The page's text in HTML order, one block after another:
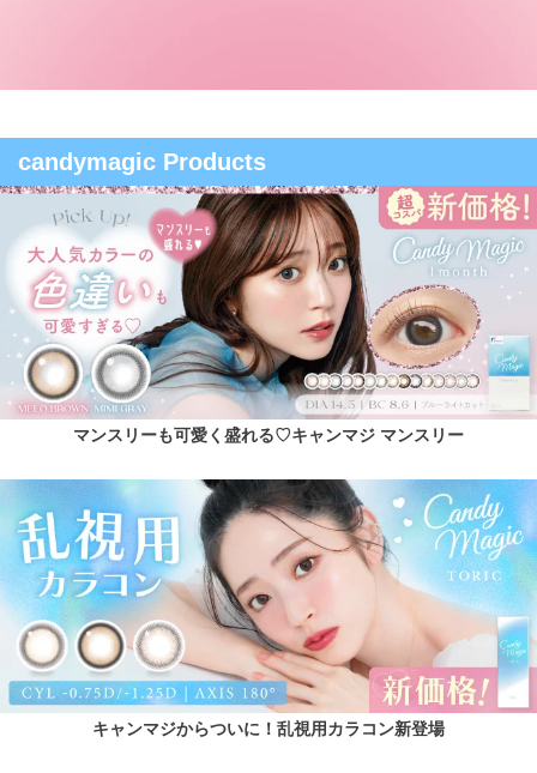
candymagic Products
マンスリーも可愛く盛れる♡キャンマジ マンスリー
キャンマジからついに！乱視用カラコン新登場